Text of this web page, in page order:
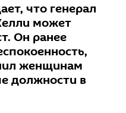
что генерал
может
Он ранее
женщинам
должности в